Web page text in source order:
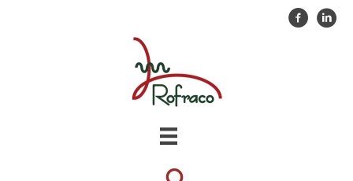
FacebookLinkedin